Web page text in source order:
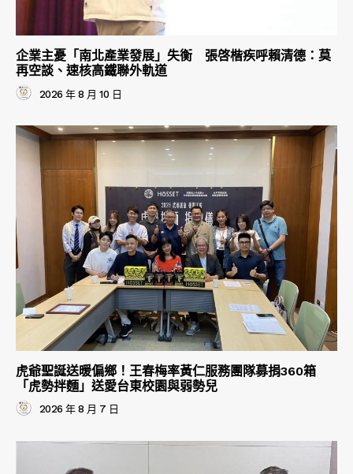
企業主憂「南北產業發展」失衡 張啓楷疾呼賴清德：莫
再空談、速核高鐵聯外軌道
2026 年 8 月 10 日
虎爺聖誕送暖偏鄉！王春梅率黃仁服務團隊募捐360箱
「虎勢拌麵」送愛台東校園與弱勢兒
2026 年 8 月 7 日